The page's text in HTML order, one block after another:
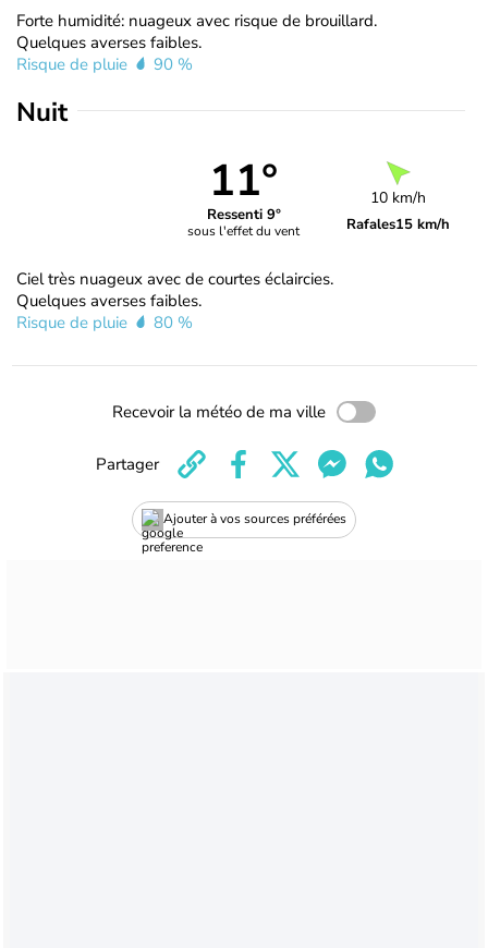
Forte humidité: nuageux avec risque de brouillard.
Quelques averses faibles.
Risque de pluie
90 %
Nuit
11°
Ressenti 9°
sous l'effet du vent
10 km/h
Rafales15 km/h
Ciel très nuageux avec de courtes éclaircies.
Quelques averses faibles.
Risque de pluie
80 %
Recevoir la météo de ma ville
Ajouter à vos sources préférées
Partager